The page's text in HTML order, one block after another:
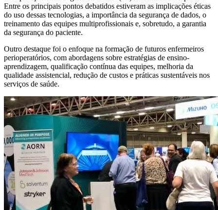
Entre os principais pontos debatidos estiveram as implicações éticas
do uso dessas tecnologias, a importância da segurança de dados, o
treinamento das equipes multiprofissionais e, sobretudo, a garantia
da segurança do paciente.
Outro destaque foi o enfoque na formação de futuros enfermeiros
perioperatórios, com abordagens sobre estratégias de ensino-
aprendizagem, qualificação contínua das equipes, melhoria da
qualidade assistencial, redução de custos e práticas sustentáveis nos
serviços de saúde.